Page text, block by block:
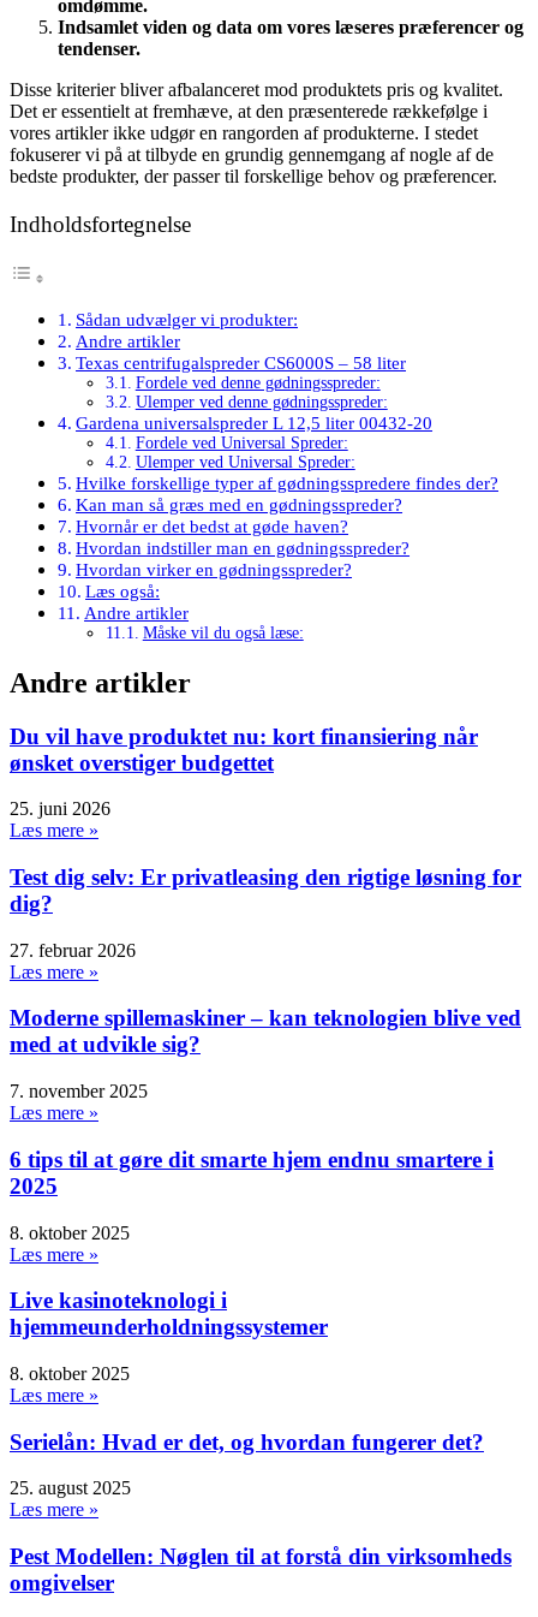
omdømme.
Indsamlet viden og data om vores læseres præferencer og
tendenser.
Disse kriterier bliver afbalanceret mod produktets pris og kvalitet.
Det er essentielt at fremhæve, at den præsenterede rækkefølge i
vores artikler ikke udgør en rangorden af produkterne. I stedet
fokuserer vi på at tilbyde en grundig gennemgang af nogle af de
bedste produkter, der passer til forskellige behov og præferencer.
Indholdsfortegnelse
Sådan udvælger vi produkter:
Andre artikler
Texas centrifugalspreder CS6000S – 58 liter
Fordele ved denne gødningsspreder:
Ulemper ved denne gødningsspreder:
Gardena universalspreder L 12,5 liter 00432-20
Fordele ved Universal Spreder:
Ulemper ved Universal Spreder:
Hvilke forskellige typer af gødningsspredere findes der?
Kan man så græs med en gødningsspreder?
Hvornår er det bedst at gøde haven?
Hvordan indstiller man en gødningsspreder?
Hvordan virker en gødningsspreder?
Læs også:
Andre artikler
Måske vil du også læse:
Andre artikler
Du vil have produktet nu: kort finansiering når
ønsket overstiger budgettet
25. juni 2026
Læs mere »
Test dig selv: Er privatleasing den rigtige løsning for
dig?
27. februar 2026
Læs mere »
Moderne spillemaskiner – kan teknologien blive ved
med at udvikle sig?
7. november 2025
Læs mere »
6 tips til at gøre dit smarte hjem endnu smartere i
2025
8. oktober 2025
Læs mere »
Live kasinoteknologi i
hjemmeunderholdningssystemer
8. oktober 2025
Læs mere »
Serielån: Hvad er det, og hvordan fungerer det?
25. august 2025
Læs mere »
Pest Modellen: Nøglen til at forstå din virksomheds
omgivelser